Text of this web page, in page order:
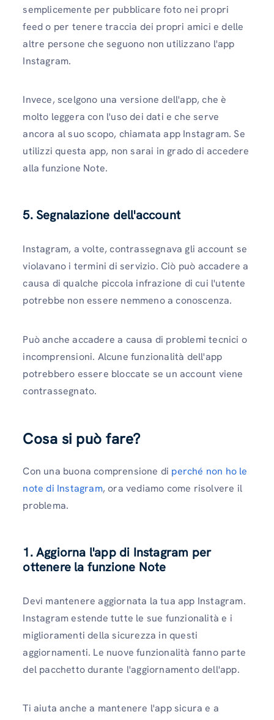
semplicemente per pubblicare foto nei propri
feed o per tenere traccia dei propri amici e delle
altre persone che seguono non utilizzano l'app
Instagram.
Invece, scelgono una versione dell'app, che è
molto leggera con l'uso dei dati e che serve
ancora al suo scopo, chiamata app Instagram. Se
utilizzi questa app, non sarai in grado di accedere
alla funzione Note.
5. Segnalazione dell'account
Instagram, a volte, contrassegnava gli account se
violavano i termini di servizio. Ciò può accadere a
causa di qualche piccola infrazione di cui l'utente
potrebbe non essere nemmeno a conoscenza.
Può anche accadere a causa di problemi tecnici o
incomprensioni. Alcune funzionalità dell'app
potrebbero essere bloccate se un account viene
contrassegnato.
Cosa si può fare?
Con una buona comprensione di perché non ho le
note di Instagram, ora vediamo come risolvere il
problema.
1. Aggiorna l'app di Instagram per
ottenere la funzione Note
Devi mantenere aggiornata la tua app Instagram.
Instagram estende tutte le sue funzionalità e i
miglioramenti della sicurezza in questi
aggiornamenti. Le nuove funzionalità fanno parte
del pacchetto durante l'aggiornamento dell'app.
Ti aiuta anche a mantenere l'app sicura e a